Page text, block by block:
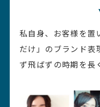
私自身、お客様を置
だけ」のブランド表
ず飛ばずの時期を長